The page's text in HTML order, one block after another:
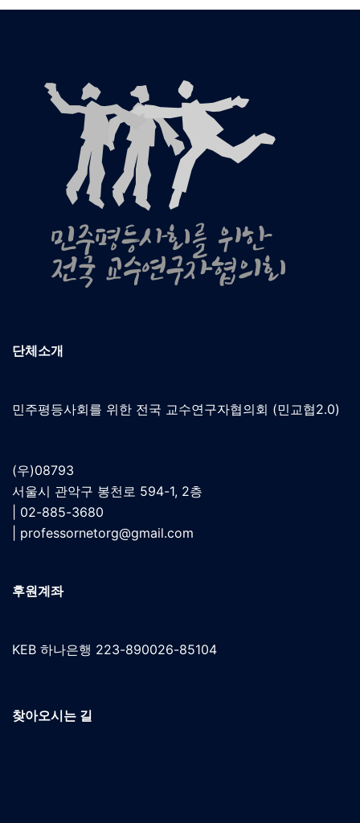
단체소개
민주평등사회를 위한 전국 교수연구자협의회 (민교협2.0)
(우)08793
서울시 관악구 봉천로 594-1, 2층
| 02-885-3680
professornetorg@gmail.com
후원계좌
KEB 하나은행 223-890026-85104
찾아오시는 길